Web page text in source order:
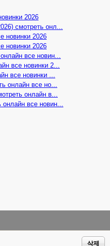
2026
смотреть онл...
новинки 2026
новинки 2026
все новин...
все новинки 2...
все новинки ...
онлайн все но...
онлайн в...
все новин...
삭제